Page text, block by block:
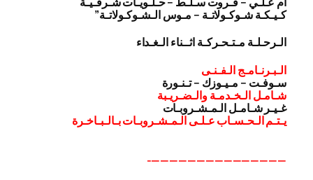
كـيـكـة شـوكـولاتـة – مـوس الـشـوكـولاتـة”
الـرحـلـة مـتـحـركـة اثــناء الـغـداء
الـبـرنـامـج الـفـنـى
سـوفـت – مـيـوزك – تـنـورة
شـامـل الـخـدمـة والـضـريـبة
غـيـر شـامـل الـمـشـروبـات
يـتـم الـحـسـاب عـلـى الـمـشـروبـات بـالـبـاخـرة
———————————————-